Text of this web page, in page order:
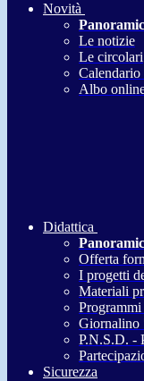
Novità
Le notizie
Le circolari
Calendario
Albo
Didattica
Offerta
I progetti
Materiali
P.N.S.D. -
Sicurezza